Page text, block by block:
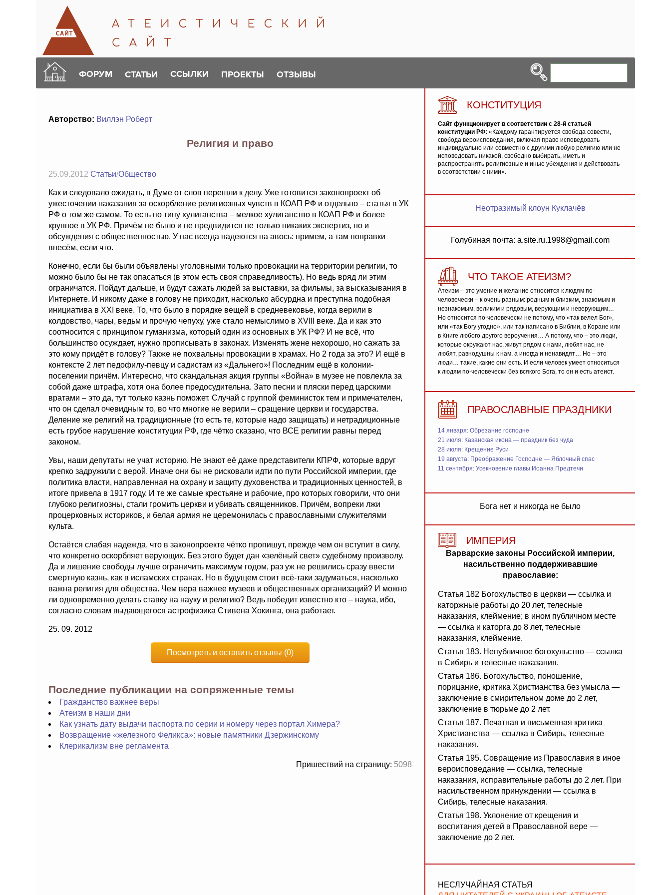
ФОРУМ СТАТЬИ ССЫЛКИ ПРОЕКТЫ ОТЗЫВЫ
Авторство: Виллэн Роберт
Религия и право
25.09.2012 Статьи/Общество
Как и следовало ожидать, в Думе от слов перешли к делу. Уже готовится законопроект об
ужесточении наказания за оскорбление религиозных чувств в КОАП РФ и отдельно – статья в УК
РФ о том же самом. То есть по типу хулиганства – мелкое хулиганство в КОАП РФ и более
крупное в УК РФ. Причём не было и не предвидится не только никаких экспертиз, но и
обсуждения с общественностью. У нас всегда надеются на авось: примем, а там поправки
внесём, если что.
Конечно, если бы были объявлены уголовными только провокации на территории религии, то
можно было бы не так опасаться (в этом есть своя справедливость). Но ведь вряд ли этим
ограничатся. Пойдут дальше, и будут сажать людей за выставки, за фильмы, за высказывания в
Интернете. И никому даже в голову не приходит, насколько абсурдна и преступна подобная
инициатива в XXI веке. То, что было в порядке вещей в средневековье, когда верили в
колдовство, чары, ведьм и прочую чепуху, уже стало немыслимо в XVIII веке. Да и как это
соотносится с принципом гуманизма, который один из основных в УК РФ? И не всё, что
большинство осуждает, нужно прописывать в законах. Изменять жене нехорошо, но сажать за
это кому придёт в голову? Также не похвальны провокации в храмах. Но 2 года за это? И ещё в
контексте 2 лет педофилу-певцу и садистам из «Дальнего»! Последним ещё в колонии-
поселении причём. Интересно, что скандальная акция группы «Война» в музее не повлекла за
собой даже штрафа, хотя она более предосудительна. Зато песни и пляски перед царскими
вратами – это да, тут только казнь поможет. Случай с группой феминисток тем и примечателен,
что он сделал очевидным то, во что многие не верили – сращение церкви и государства.
Деление же религий на традиционные (то есть те, которые надо защищать) и нетрадиционные
есть грубое нарушение конституции РФ, где чётко сказано, что ВСЕ религии равны перед
законом.
Увы, наши депутаты не учат историю. Не знают её даже представители КПРФ, которые вдруг
крепко задружили с верой. Иначе они бы не рисковали идти по пути Российской империи, где
политика власти, направленная на охрану и защиту духовенства и традиционных ценностей, в
итоге привела в 1917 году. И те же самые крестьяне и рабочие, про которых говорили, что они
глубоко религиозны, стали громить церкви и убивать священников. Причём, вопреки лжи
процерковных историков, и белая армия не церемонилась с православными служителями
культа.
Остаётся слабая надежда, что в законопроекте чётко пропишут, прежде чем он вступит в силу,
что конкретно оскорбляет верующих. Без этого будет дан «зелёный свет» судебному произволу.
Да и лишение свободы лучше ограничить максимум годом, раз уж не решились сразу ввести
смертную казнь, как в исламских странах. Но в будущем стоит всё-таки задуматься, насколько
важна религия для общества. Чем вера важнее музеев и общественных организаций? И можно
ли одновременно делать ставку на науку и религию? Ведь победит известно кто – наука, ибо,
согласно словам выдающегося астрофизика Стивена Хокинга, она работает.
25. 09. 2012
Посмотреть и оставить отзывы (0)
Последние публикации на сопряженные темы
Гражданство важнее веры
Атеизм в наши дни
Как узнать дату выдачи паспорта по серии и номеру через портал Химера?
Возвращение «железного Феликса»: новые памятники Дзержинскому
Клерикализм вне регламента
Пришествий на страницу: 5098
КОНСТИТУЦИЯ
Сайт функционирует в соответствии с 28-й статьей
конституции РФ: «Каждому гарантируется свобода совести,
свобода вероисповедания, включая право исповедовать
индивидуально или совместно с другими любую религию или не
исповедовать никакой, свободно выбирать, иметь и
распространять религиозные и иные убеждения и действовать
в соответствии с ними».
Неотразимый клоун Куклачёв
Голубиная почта: a.site.ru.1998@gmail.com
ЧТО ТАКОЕ АТЕИЗМ?
Атеизм – это умение и желание относится к людям по-
человечески – к очень разным: родным и близким, знакомым и
незнакомым, великим и рядовым, верующим и неверующим…
Но относится по-человечески не потому, что «так велел Бог»,
или «так Богу угодно», или так написано в Библии, в Коране или
в Книге любого другого вероучения… А потому, что – это люди,
которые окружают нас, живут рядом с нами, любят нас, не
любят, равнодушны к нам, а иногда и ненавидят… Но – это
люди… такие, какие они есть. И если человек умеет относиться
к людям по-человечески без всякого Бога, то он и есть атеист.
ПРАВОСЛАВНЫЕ ПРАЗДНИКИ
14 января: Обрезание господне
21 июля: Казанская икона — праздник без чуда
28 июля: Крещение Руси
19 августа: Преображение Господне — Яблочный спас
11 сентября: Усекновение главы Иоанна Предтечи
Бога нет и никогда не было
ИМПЕРИЯ
Варварские законы Российской империи,
насильственно поддерживавшие
православие:
Статья 182 Богохульство в церкви — ссылка и
каторжные работы до 20 лет, телесные
наказания, клеймение; в ином публичном месте
— ссылка и каторга до 8 лет, телесные
наказания, клеймение.
Статья 183. Непубличное богохульство — ссылка
в Сибирь и телесные наказания.
Статья 186. Богохульство, поношение,
порицание, критика Христианства без умысла —
заключение в смирительном доме до 2 лет,
заключение в тюрьме до 2 лет.
Статья 187. Печатная и письменная критика
Христианства — ссылка в Сибирь, телесные
наказания.
Статья 195. Совращение из Православия в иное
вероисповедание — ссылка, телесные
наказания, исправительные работы до 2 лет. При
насильственном принуждении — ссылка в
Сибирь, телесные наказания.
Статья 198. Уклонение от крещения и
воспитания детей в Православной вере —
заключение до 2 лет.
НЕСЛУЧАЙНАЯ СТАТЬЯ